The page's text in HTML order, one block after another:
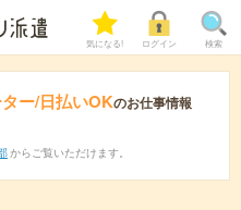
気になる! ログイン 検索
ー/日払いOKのお仕事情報
からご覧いただけます。